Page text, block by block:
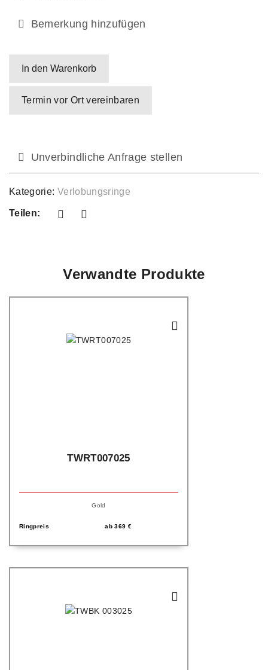
Bemerkung hinzufügen
In den Warenkorb
Termin vor Ort vereinbaren
Unverbindliche Anfrage stellen
Kategorie: Verlobungsringe
Teilen:
Verwandte Produkte
TWRT007025
Gold
Ringpreis ab369 €